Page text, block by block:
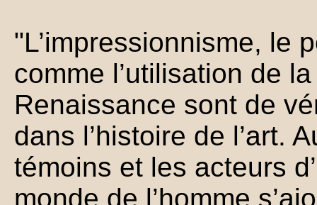
"L’impressionnisme, le
comme l’utilisation de
Renaissance sont de
dans l’histoire de l’art.
témoins et les acteurs
monde de l’homme